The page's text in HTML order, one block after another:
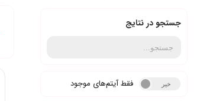
جستجو در نتایج
بله خیر فقط آیتم‌های موجود